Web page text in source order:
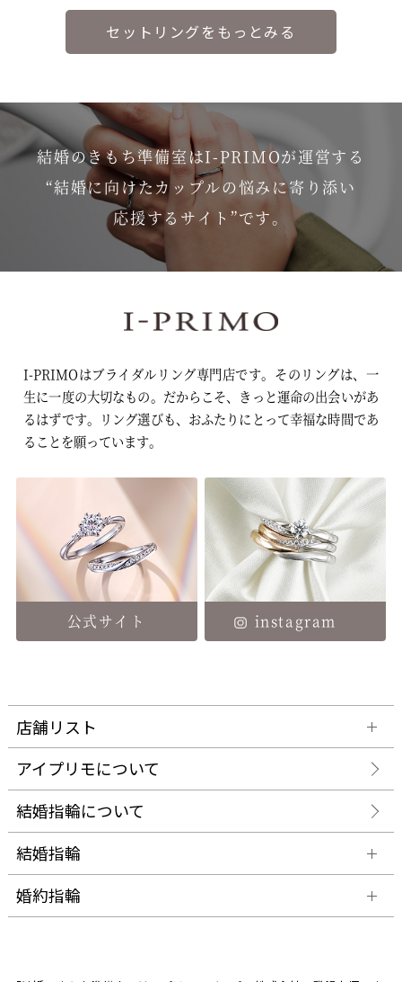
セットリングをもっとみる
結婚のきもち準備室はI-PRIMOが運営する
“結婚に向けたカップルの悩みに寄り添い
応援するサイト”です。
公式サイト instagram
I-PRIMOはブライダルリング専門店です。そのリングは、一
生に一度の大切なもの。 だからこそ、きっと運命の出会いがあ
るはずです。 リング選びも、おふたりにとって幸福な時間であ
ることを願っています。
店舗リスト
アイプリモについて
結婚指輪について
結婚指輪
婚約指輪